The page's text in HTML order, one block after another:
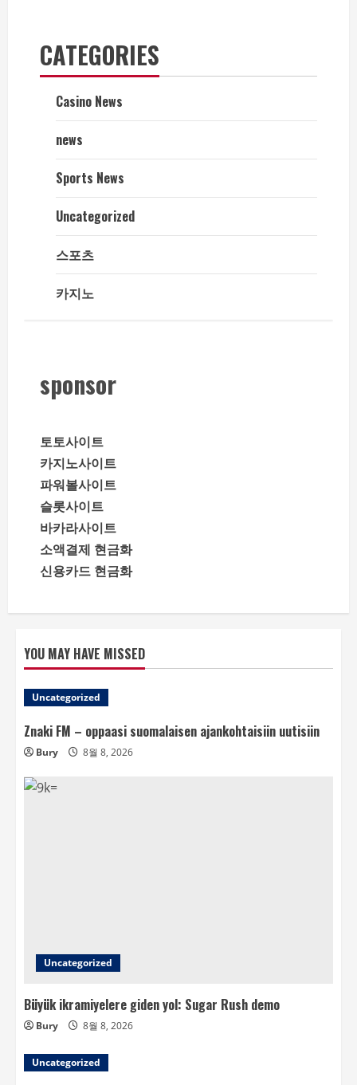
CATEGORIES
Casino News
news
Sports News
Uncategorized
스포츠
카지노
sponsor
토토사이트
카지노사이트
파워볼사이트
슬롯사이트
바카라사이트
소액결제 현금화
신용카드 현금화
YOU MAY HAVE MISSED
Uncategorized
Znaki FM – oppaasi suomalaisen ajankohtaisiin uutisiin
Bury 8월 8, 2026
Uncategorized
Büyük ikramiyelere giden yol: Sugar Rush demo
Bury 8월 8, 2026
Uncategorized